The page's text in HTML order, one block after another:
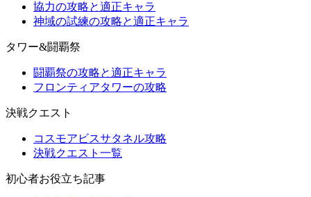
協力の攻略と適正キャラ
神域の試練の攻略と適正キャラ
タワー&闘覇祭
闘覇祭の攻略と適正キャラ
フロンティアタワーの攻略
決戦クエスト
コスモアビスサタネル攻略
決戦クエスト一覧
初心者お役立ち記事